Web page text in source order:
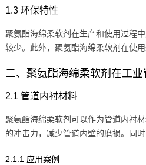
1.3 环保特性
聚氨酯海绵柔软剂在生产和使用过程
较少。此外，聚氨酯海绵柔软剂在使
二、聚氨酯海绵柔软剂在工
2.1 管道内衬材料
聚氨酯海绵柔软剂可以作为管道内衬
的冲击力，减少管道内壁的磨损。同
2.1.1 应用案例